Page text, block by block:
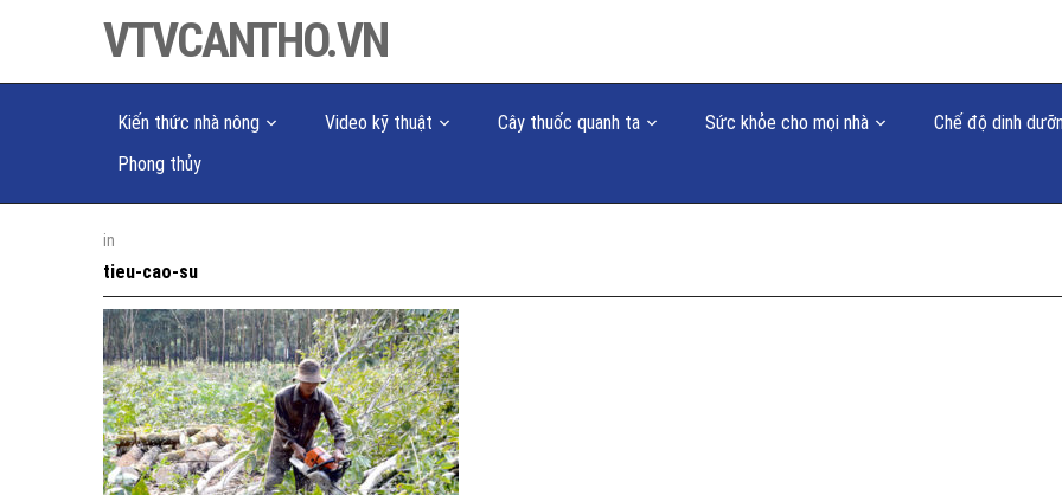
VTVCANTHO.VN
Kiến thức nhà nông Video kỹ thuật Cây thuốc quanh ta Sức khỏe cho mọi nhà
Chế độ dinh
Phong thủy
in
tieu-cao-su